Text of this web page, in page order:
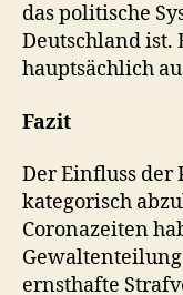
das politische
Deutschland ist.
hauptsächlich
Fazit
Der Einfluss der
kategorisch
Coronazeiten
ernsthafte